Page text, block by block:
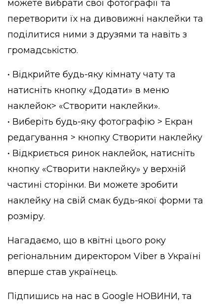
можете вибрати свої фотографії та
перетворити їх на дивовижні наклейки та
поділитися ними з друзями та навіть з
громадськістю.
• Відкрийте будь-яку кімнату чату та
натисніть кнопку «Додати» в меню
наклейок> «Створити наклейки».
• Виберіть будь-яку фотографію > Екран
редагування > кнопку Створити наклейку
• Відкриється ринок наклейок, натисніть
кнопку «Створити наклейку» у верхній
частині сторінки. Ви можете зробити
наклейку на свій смак будь-якої форми та
розміру.
Нагадаємо, що в квітні цього року
регіональним директором Viber в Україні
вперше став українець.
Підпишись на нас в Google НОВИНИ, та